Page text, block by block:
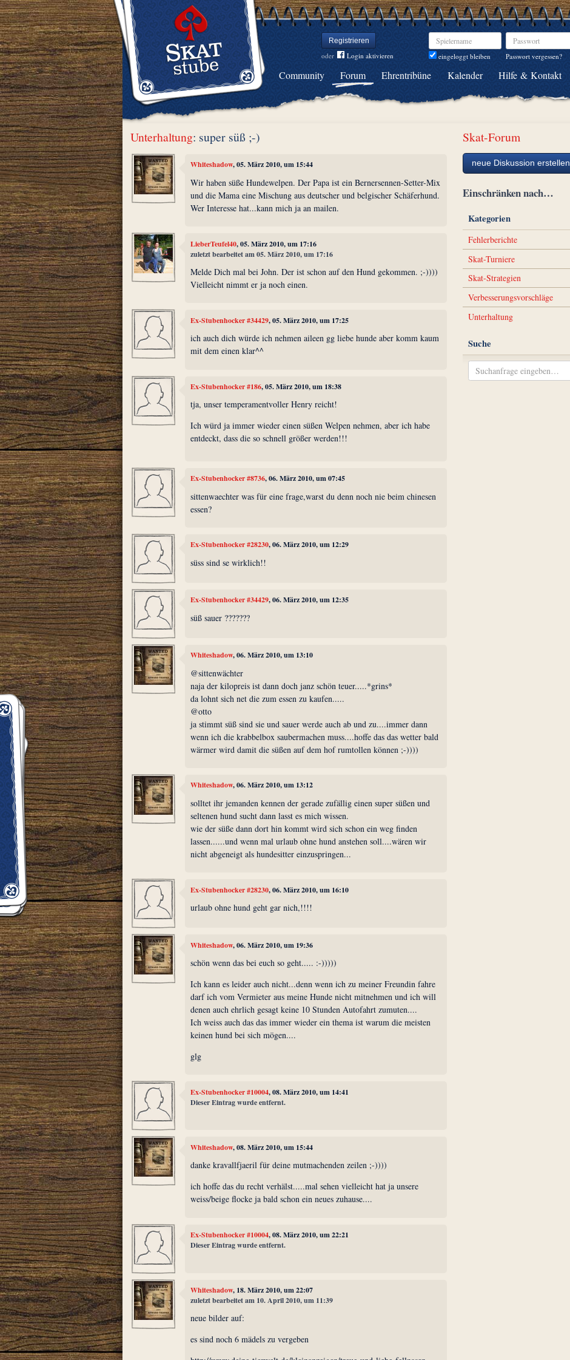
Registrieren
oder Login aktivieren
Spielername
eingeloggt bleiben
Passwort
Passwort vergessen?
Community Forum Ehrentribüne Kalender Hilfe & Kontakt
Unterhaltung: super süß ;-)
Whiteshadow, 05. März 2010, um 15:44
Wir haben süße Hundewelpen. Der Papa ist ein Bernersennen-Setter-Mix
und die Mama eine Mischung aus deutscher und belgischer Schäferhund.
Wer Interesse hat...kann mich ja an mailen.
LieberTeufel40, 05. März 2010, um 17:16
zuletzt bearbeitet am 05. März 2010, um 17:16
Melde Dich mal bei John. Der ist schon auf den Hund gekommen. ;-))))
Vielleicht nimmt er ja noch einen.
Ex-Stubenhocker #34429, 05. März 2010, um 17:25
ich auch dich würde ich nehmen aileen gg liebe hunde aber komm kaum
mit dem einen klar^^
Ex-Stubenhocker #186, 05. März 2010, um 18:38
tja, unser temperamentvoller Henry reicht!
Ich würd ja immer wieder einen süßen Welpen nehmen, aber ich habe
entdeckt, dass die so schnell größer werden!!!
Ex-Stubenhocker #8736, 06. März 2010, um 07:45
sittenwaechter was für eine frage,warst du denn noch nie beim chinesen
essen?
Ex-Stubenhocker #28230, 06. März 2010, um 12:29
süss sind se wirklich!!
Ex-Stubenhocker #34429, 06. März 2010, um 12:35
süß sauer ???????
Whiteshadow, 06. März 2010, um 13:10
@sittenwächter
naja der kilopreis ist dann doch janz schön teuer.....*grins*
da lohnt sich net die zum essen zu kaufen.....
@otto
ja stimmt süß sind sie und sauer werde auch ab und zu....immer dann
wenn ich die krabbelbox saubermachen muss....hoffe das das wetter bald
wärmer wird damit die süßen auf dem hof rumtollen können ;-))))
Whiteshadow, 06. März 2010, um 13:12
solltet ihr jemanden kennen der gerade zufällig einen super süßen und
seltenen hund sucht dann lasst es mich wissen.
wie der süße dann dort hin kommt wird sich schon ein weg finden
lassen......und wenn mal urlaub ohne hund anstehen soll....wären wir
nicht abgeneigt als hundesitter einzuspringen...
Ex-Stubenhocker #28230, 06. März 2010, um 16:10
urlaub ohne hund geht gar nich,!!!!
Whiteshadow, 06. März 2010, um 19:36
schön wenn das bei euch so geht..... :-)))))
Ich kann es leider auch nicht...denn wenn ich zu meiner Freundin fahre
darf ich vom Vermieter aus meine Hunde nicht mitnehmen und ich will
denen auch ehrlich gesagt keine 10 Stunden Autofahrt zumuten....
Ich weiss auch das das immer wieder ein thema ist warum die meisten
keinen hund bei sich mögen....
glg
Ex-Stubenhocker #10004, 08. März 2010, um 14:41
Dieser Eintrag wurde entfernt.
Whiteshadow, 08. März 2010, um 15:44
danke kravallfjaeril für deine mutmachenden zeilen ;-))))
ich hoffe das du recht verhälst.....mal sehen vielleicht hat ja unsere
weiss/beige flocke ja bald schon ein neues zuhause....
Ex-Stubenhocker #10004, 08. März 2010, um 22:21
Dieser Eintrag wurde entfernt.
Whiteshadow, 18. März 2010, um 22:07
zuletzt bearbeitet am 10. April 2010, um 11:39
neue bilder auf:
es sind noch 6 mädels zu vergeben
Skat-Forum
neue Diskussion erstellen
Einschränken nach…
Kategorien
Fehlerberichte
Skat-Turniere
Skat-Strategien
Verbesserungsvorschläge
Unterhaltung
Suche